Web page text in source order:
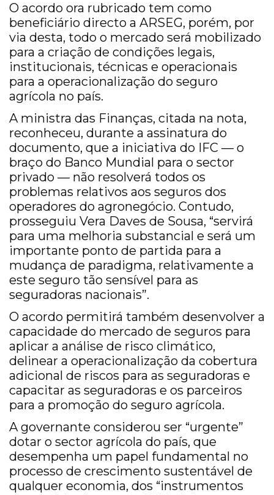
O acordo ora rubricado tem como
beneficiário directo a ARSEG, porém, por
via desta, todo o mercado será mobilizado
para a criação de condições legais,
institucionais, técnicas e operacionais
para a operacionalização do seguro
agrícola no país.
A ministra das Finanças, citada na nota,
reconheceu, durante a assinatura do
documento, que a iniciativa do IFC — o
braço do Banco Mundial para o sector
privado — não resolverá todos os
problemas relativos aos seguros dos
operadores do agronegócio. Contudo,
prosseguiu Vera Daves de Sousa, “servirá
para uma melhoria substancial e será um
importante ponto de partida para a
mudança de paradigma, relativamente a
este seguro tão sensível para as
seguradoras nacionais”.
O acordo permitirá também desenvolver a
capacidade do mercado de seguros para
aplicar a análise de risco climático,
delinear a operacionalização da cobertura
adicional de riscos para as seguradoras e
capacitar as seguradoras e os parceiros
para a promoção do seguro agrícola.
A governante considerou ser “urgente”
dotar o sector agrícola do país, que
desempenha um papel fundamental no
processo de crescimento sustentável de
qualquer economia, dos “instrumentos